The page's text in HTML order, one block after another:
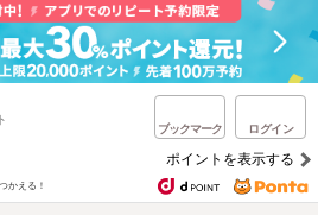
ブックマーク ログイン
ポイントを表示する
かえる！